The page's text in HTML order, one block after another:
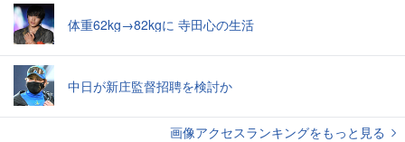
体重62kg→82kgに 寺田心の生活
中日が新庄監督招聘を検討か
画像アクセスランキングをもっと見る